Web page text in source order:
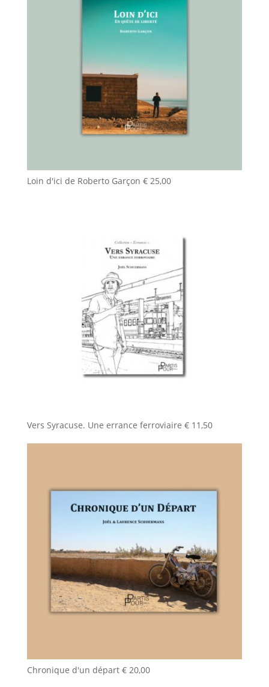
Loin d'ici de Roberto Garçon €25,00
Vers Syracuse. Une errance ferroviaire €11,50
Chronique d'un départ €20,00